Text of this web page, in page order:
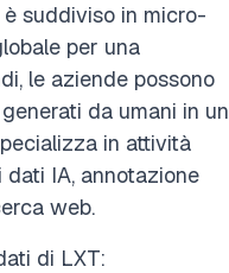
suddiviso in micro-
per una
le aziende possono
da umani in un
in attività
IA, annotazione
web.
di LXT: